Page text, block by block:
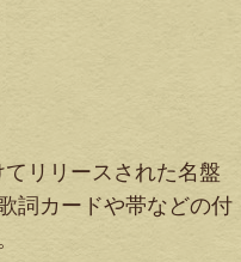
リリースされた名盤
詞カードや帯などの付